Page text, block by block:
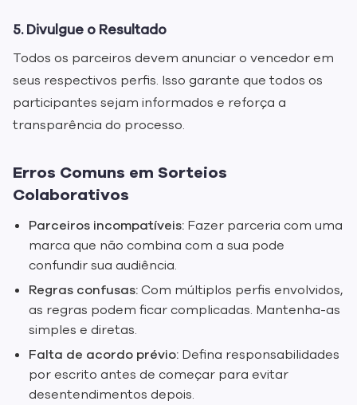
5. Divulgue o Resultado
Todos os parceiros devem anunciar o vencedor em
seus respectivos perfis. Isso garante que todos os
participantes sejam informados e reforça a
transparência do processo.
Erros Comuns em Sorteios
Colaborativos
Parceiros incompatíveis: Fazer parceria com uma
marca que não combina com a sua pode
confundir sua audiência.
Regras confusas:Com múltiplos perfis envolvidos,
as regras podem ficar complicadas. Mantenha-as
simples e diretas.
Falta de acordo prévio: Defina responsabilidades
por escrito antes de começar para evitar
desentendimentos depois.